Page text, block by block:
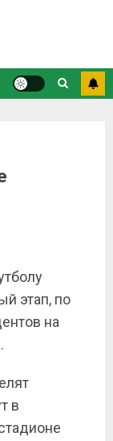
этап, по
на
в